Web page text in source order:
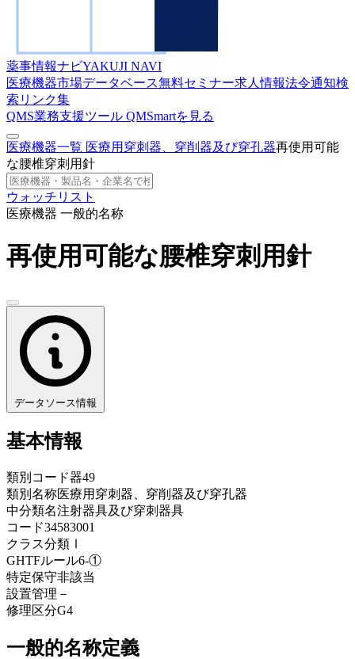
薬事情報ナビYAKUJI NAVI
医療機器市場データベース無料セミナー求人情報法令通知検
索 リンク集
QMS業務支援ツール QMSmartを見る
医療機器一覧 医療用穿刺器、穿削器及び穿孔器再使用可能
な腰椎穿刺用針
ウォッチリスト
医療機器 一般的名称
再使用可能な腰椎穿刺用針
データソース情報
基本情報
類別コード器49
類別名称医療用穿刺器、穿削器及び穿孔器
中分類名注射器具及び穿刺器具
コード34583001
クラス分類 Ⅰ
GHTFルール6-①
特定保守非該当
設置管理 －
修理区分G4
一般的名称定義